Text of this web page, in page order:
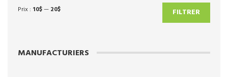
FILTRER
Prix : 10$— 20$
MANUFACTURIERS